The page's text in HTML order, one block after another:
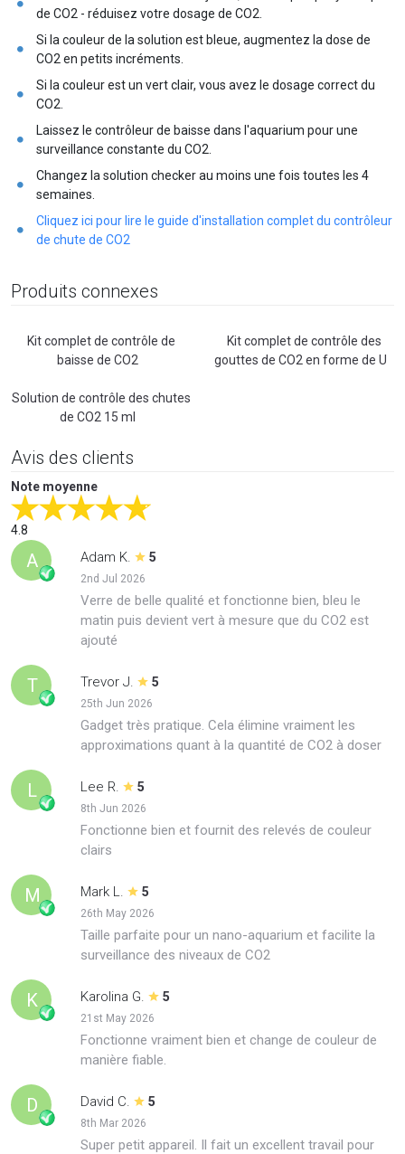
de CO2 - réduisez votre dosage de CO2.
Si la couleur de la solution est bleue, augmentez la dose de
CO2 en petits incréments.
Si la couleur est un vert clair, vous avez le dosage correct du
CO2.
Laissez le contrôleur de baisse dans l'aquarium pour une
surveillance constante du CO2.
Changez la solution checker au moins une fois toutes les 4
semaines.
Cliquez ici pour lire le guide d'installation complet du contrôleur
de chute de CO2
Avis des clients
Note moyenne
4.8
A Adam K. 5
2nd Jul 2026
Verre de belle qualité et fonctionne bien, bleu le
matin puis devient vert à mesure que du CO2 est
ajouté
T Trevor J. 5
25th Jun 2026
Gadget très pratique. Cela élimine vraiment les
approximations quant à la quantité de CO2 à doser
L Lee R. 5
8th Jun 2026
Fonctionne bien et fournit des relevés de couleur
clairs
M Mark L. 5
26th May 2026
Taille parfaite pour un nano-aquarium et facilite la
surveillance des niveaux de CO2
K Karolina G. 5
21st May 2026
Fonctionne vraiment bien et change de couleur de
manière fiable.
D David C. 5
8th Mar 2026
Super petit appareil. Il fait un excellent travail pour
Produits connexes
Kit complet de contrôle de
baisse de CO2
Kit complet de contrôle des
gouttes de CO2 en forme de U
Solution de contrôle des chutes
de CO2 15 ml